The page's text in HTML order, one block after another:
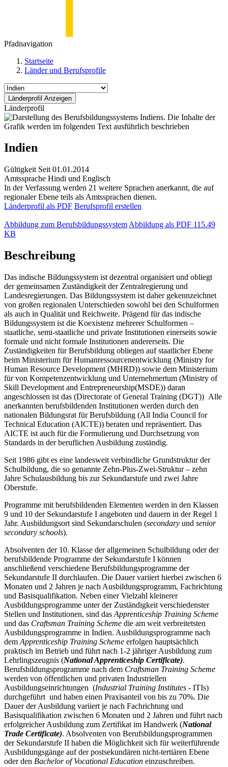
Pfadnavigation
Startseite
Länder und Berufsprofile
Länderprofil
Indien
Gültigkeit Seit 01.01.2014
Amtssprache Hindi und Englisch
In der Verfassung werden 21 weitere Sprachen anerkannt, die auf
regionaler Ebene teils als Amtssprachen dienen.
Länderprofil als PDF Berufsprofil erstellen
Abbildung zum Berufsbildungssystem Abbildung als PDF 115.49
KB
Beschreibung
Das indische Bildungssystem ist dezentral organisiert und obliegt
der gemeinsamen Zuständigkeit der Zentralregierung und
Landesregierungen. Das Bildungssystem ist daher gekennzeichnet
von großen regionalen Unterschieden sowohl bei den Schulformen
als auch in Qualität und Reichweite. Prägend für das indische
Bildungssystem ist die Koexistenz mehrerer Schulformen –
staatliche, semi-staatliche und private Institutionen einerseits sowie
formale und nicht formale Institutionen andererseits. Die
Zuständigkeiten für Berufsbildung obliegen auf staatlicher Ebene
beim Ministerium für Humanressourcenentwicklung (Ministry for
Human Resource Development (MHRD)) sowie dem Ministerium
für von Kompetenzentwicklung und Unternehmertum (Ministry of
Skill Development and Entrepreneurship(MSDE)) daran
angeschlossen ist das (Directorate of General Training (DGT)) Alle
anerkannten berufsbildenden Institutionen werden durch den
nationalen Bildungsrat für Berufsbildung (All India Council for
Technical Education (AICTE)) beraten und repräsentiert. Das
AICTE ist auch für die Formulierung und Durchsetzung von
Standards in der beruflichen Ausbildung zuständig.
Seit 1986 gibt es eine landesweit verbindliche Grundstruktur der
Schulbildung, die so genannte Zehn-Plus-Zwei-Struktur – zehn
Jahre Schulausbildung bis zur Sekundarstufe und zwei Jahre
Oberstufe.
Programme mit berufsbildenden Elementen werden in den Klassen
9 und 10 der Sekundarstufe I angeboten und dauern in der Regel 1
Jahr. Ausbildungsort sind Sekundarschulen (secondary und senior
secondary schools).
Absolventen der 10. Klasse der allgemeinen Schulbildung oder der
berufsbildende Programme der Sekundarstufe I können
anschließend verschiedene Berufsbildungsprogramme der
Sekundarstufe II durchlaufen. Die Dauer variiert hierbei zwischen 6
Monaten und 2 Jahren je nach Ausbildungsprogramm, Fachrichtung
und Basisqualifikation. Neben einer Vielzahl kleinerer
Ausbildungsprogramme unter der Zuständigkeit verschiedenster
Stellen und Institutionen, sind das Apprenticeship Training Scheme
und das Craftsman Training Scheme die am weit verbreitetsten
Ausbildungsprogramme in Indien. Ausbildungsprogramme nach
dem Apprenticeship Training Scheme erfolgen hauptsächlich
praktisch im Betrieb und führt nach 1-2 jähriger Ausbildung zum
Lehrlingszeugnis (National Apprenticeship Certificate).
Berufsbildungsprogramme nach dem Craftsman Training Scheme
werden von öffentlichen und privaten Industriellen
Ausbildungseinrichtungen (Industrial Training Institutes - ITIs)
durchgeführt und haben einen Praxisanteil von bis zu 70%. Die
Dauer der Ausbildung variiert je nach Fachrichtung und
Basisqualifikation zwischen 6 Monaten und 2 Jahren und führt nach
erfolgreicher Ausbildung zum Zertifikat im Handwerk (National
Trade Certificate). Absolventen von Berufsbildungsprogrammen
der Sekundarstufe II haben die Möglichkeit sich für weiterführende
Ausbildungsgänge auf der postsekundären nicht-tertiären Ebene
oder den Bachelor of Vocational Education einzuschreiben.